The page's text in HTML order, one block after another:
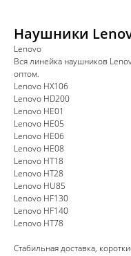
Наушники
Lenovo
Вся линейка наушников
оптом.
Lenovo HX106
Lenovo HD200
Lenovo HE01
Lenovo HE05
Lenovo HE06
Lenovo HE08
Lenovo HT18
Lenovo HT28
Lenovo HU85
Lenovo HF130
Lenovo HF140
Lenovo HT78
Стабильная доставка,